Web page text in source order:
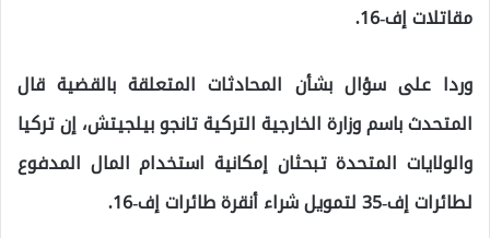
مقاتلات إف-16.
وردا على سؤال بشأن المحادثات المتعلقة بالقضية قال
المتحدث باسم وزارة الخارجية التركية تانجو بيلجيتش، إن تركيا
والولايات المتحدة تبحثان إمكانية استخدام المال المدفوع
لطائرات إف-35 لتمويل شراء أنقرة طائرات إف-16.